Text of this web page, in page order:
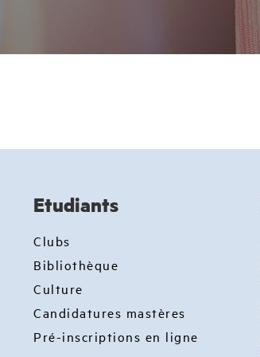
Etudiants
Clubs
Bibliothèque
Culture
Candidatures mastères
Pré-inscriptions en ligne